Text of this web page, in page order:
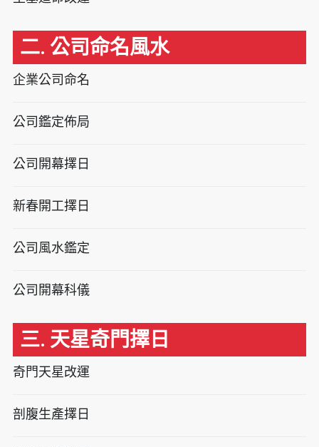
二. 公司命名風水
企業公司命名
公司鑑定佈局
公司開幕擇日
新春開工擇日
公司風水鑑定
公司開幕科儀
三. 天星奇門擇日
奇門天星改運
剖腹生產擇日